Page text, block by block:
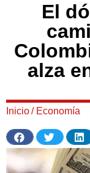
El
alza
Inicio/ Economía